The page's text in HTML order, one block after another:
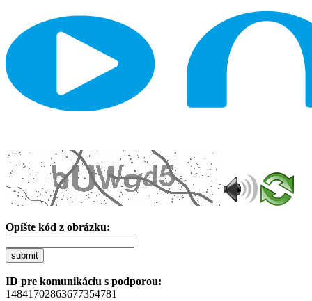
Opíšte kód z obrázku:
submit
ID pre komunikáciu s podporou:
14841702863677354781